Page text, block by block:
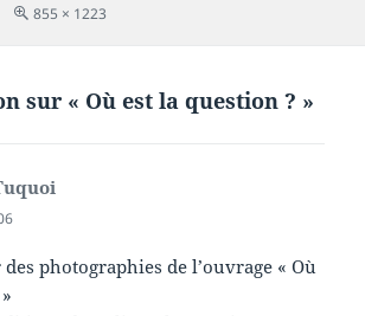
Taille
855 × 1223
sur « Où est la question ? »
des photographies de l’ouvrage « Où